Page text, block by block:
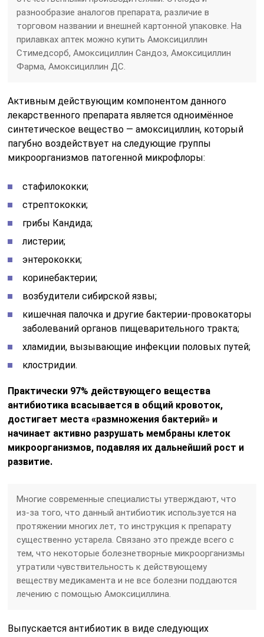
разнообразие аналогов препарата, различие в
торговом названии и внешней картонной упаковке. На
прилавках аптек можно купить Амоксициллин
Стимедсорб, Амоксициллин Сандоз, Амоксициллин
Фарма, Амоксициллин ДС.
Активным действующим компонентом данного
лекарственного препарата является одноимённое
синтетическое вещество — амоксициллин, который
пагубно воздействует на следующие группы
микроорганизмов патогенной микрофлоры:
стафилококки;
стрептококки;
грибы Кандида;
листерии;
энтерококки;
коринебактерии;
возбудители сибирской язвы;
кишечная палочка и другие бактерии-провокаторы
заболеваний органов пищеварительного тракта;
хламидии, вызывающие инфекции половых путей;
клостридии.
Практически 97% действующего вещества
антибиотика всасывается в общий кровоток,
достигает места «размножения бактерий» и
начинает активно разрушать мембраны клеток
микроорганизмов, подавляя их дальнейший рост и
развитие.
Многие современные специалисты утверждают, что
из-за того, что данный антибиотик используется на
протяжении многих лет, то инструкция к препарату
существенно устарела. Связано это прежде всего с
тем, что некоторые болезнетворные микроорганизмы
утратили чувствительность к действующему
веществу медикамента и не все болезни поддаются
лечению с помощью Амоксициллина.
Выпускается антибиотик в виде следующих